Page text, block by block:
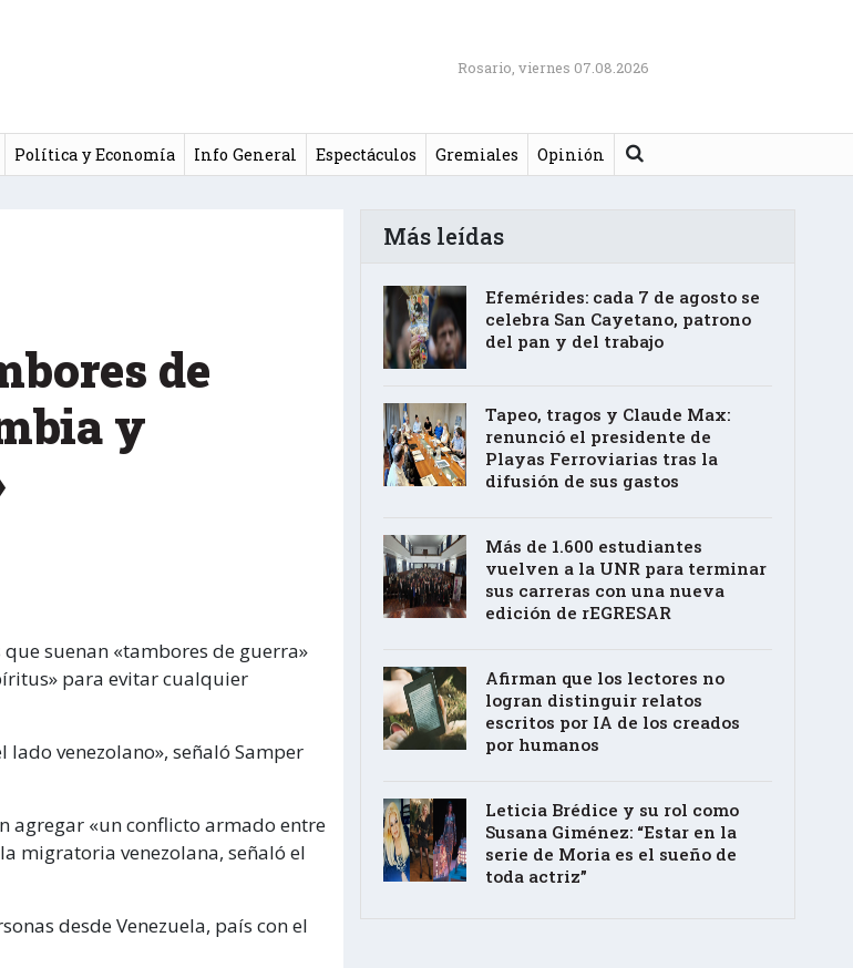
Rosario, viernes 07.08.2026
Política y Economía Info General Espectáculos Gremiales Opinión Buscar
de
y
suenan «tambores de guerra»
para evitar cualquier
venezolano», señaló Samper
agregar «un conflicto armado entre
migratoria venezolana, señaló el
desde Venezuela, país con el
Más leídas
Efemérides: cada 7 de agosto se
celebra San Cayetano, patrono
del pan y del trabajo
Tapeo, tragos y Claude Max:
renunció el presidente de
Playas Ferroviarias tras la
difusión de sus gastos
Más de 1.600 estudiantes
vuelven a la UNR para terminar
sus carreras con una nueva
edición de rEGRESAR
Afirman que los lectores no
logran distinguir relatos
escritos por IA de los creados
por humanos
Leticia Brédice y su rol como
Susana Giménez: “Estar en la
serie de Moria es el sueño de
toda actriz”